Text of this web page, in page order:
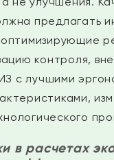
предлагать
контроля,
с лучшими
в расчетах